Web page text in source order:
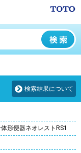
検索結果について
形便器ネオレストRS1